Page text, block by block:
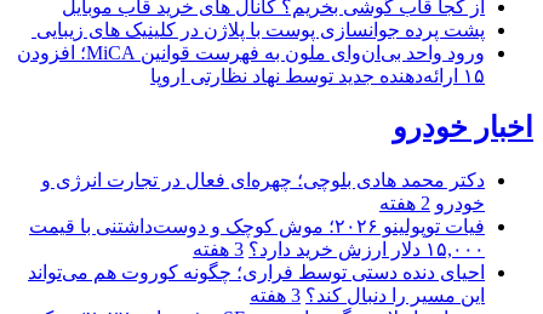
از کجا قاب گوشی بخریم؟ کانال های خرید قاب موبایل
پشت پرده جوانسازی پوست با پلاژن در کلینیک های زیبایی
ورود واحد بی‌ان‌وای ملون به فهرست قوانین MiCA؛ افزودن
۱۵ ارائه‌دهنده جدید توسط نهاد نظارتی اروپا
اخبار خودرو
دکتر محمد هادی بلوچی؛ چهره‌ای فعال در تجارت انرژی و
خودرو 2 هفته
فیات توپولینو ۲۰۲۶؛ موش کوچک و دوست‌داشتنی با قیمت
۱۵,۰۰۰ دلار ارزش خرید دارد؟
3 هفته
احیای دنده دستی توسط فراری؛ چگونه کوروت هم می‌تواند
این مسیر را دنبال کند؟ 3 هفته